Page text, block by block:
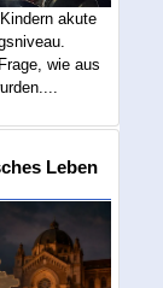
akute
wie aus
Leben